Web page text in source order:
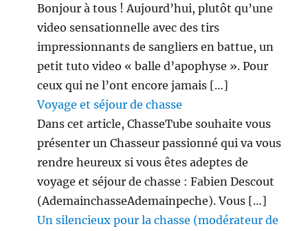
Bonjour à tous ! Aujourd’hui, plutôt qu’une
video sensationnelle avec des tirs
impressionnants de sangliers en battue, un
petit tuto video « balle d’apophyse ». Pour
ceux qui ne l’ont encore jamais […]
Voyage et séjour de chasse
Dans cet article, ChasseTube souhaite vous
présenter un Chasseur passionné qui va vous
rendre heureux si vous êtes adeptes de
voyage et séjour de chasse : Fabien Descout
(AdemainchasseAdemainpeche). Vous […]
Un silencieux pour la chasse (modérateur de